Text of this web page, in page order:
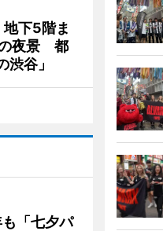
下5階ま
の夜景 都
谷」
「七夕パ